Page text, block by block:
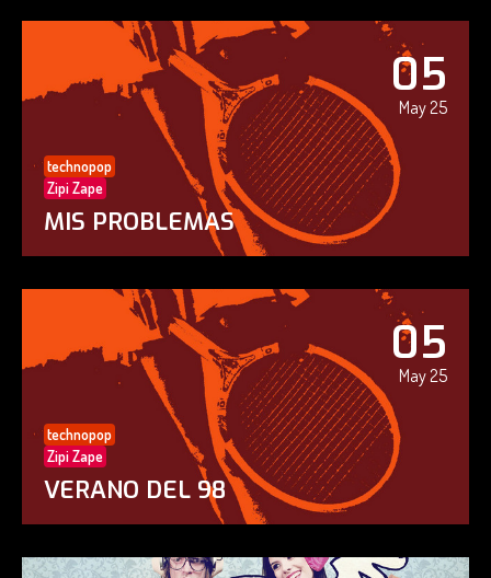
05
May 25
technopop
Zipi Zape
MIS PROBLEMAS
05
May 25
technopop
Zipi Zape
VERANO DEL 98